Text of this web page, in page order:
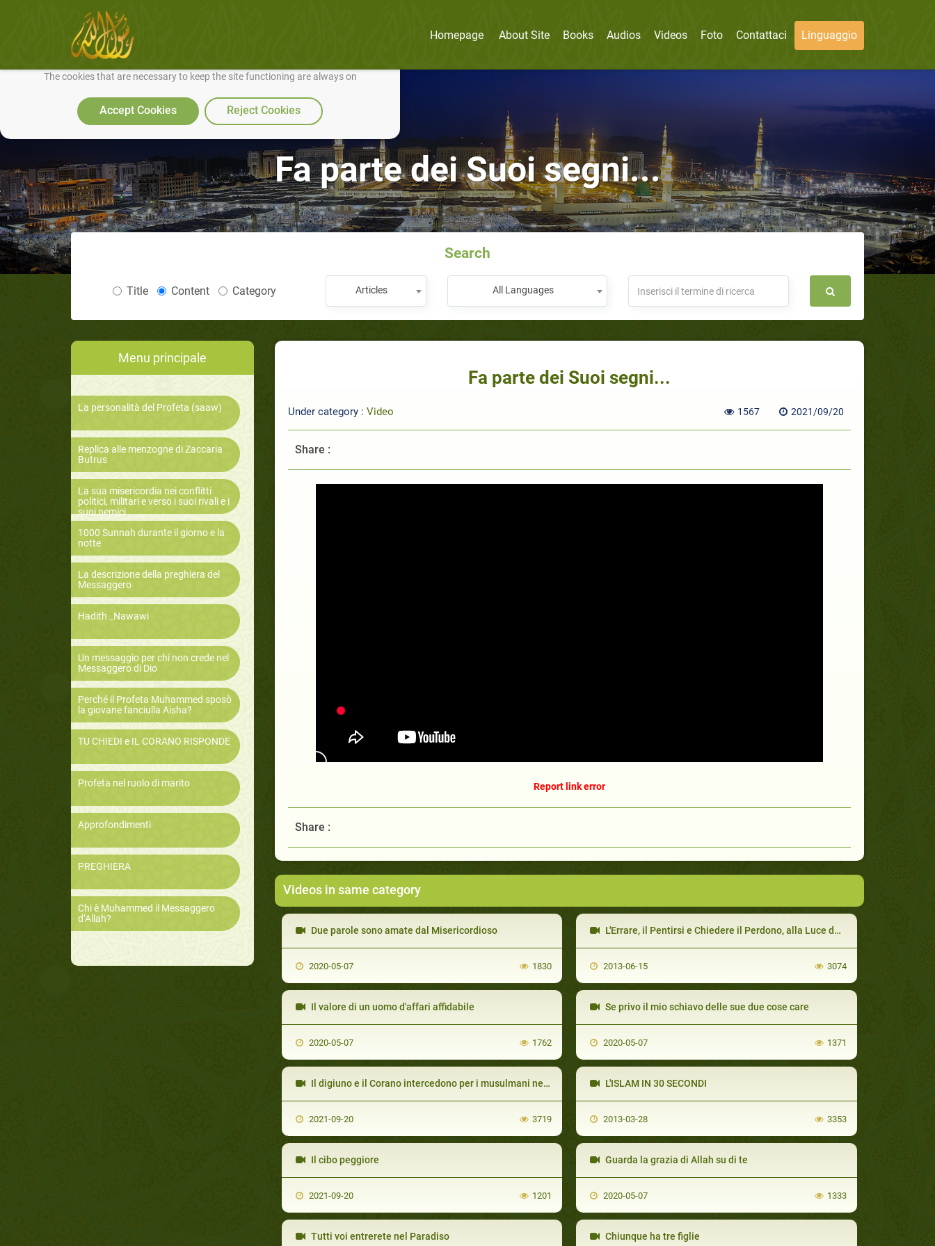
We use cookies to make our site work well for you and so we can continually improve it.
The cookies that are necessary to keep the site functioning are always on
Accept Cookies Reject Cookies
Homepage About Site Books Audios Videos Foto Contattaci Linguaggio
Fa parte dei Suoi segni...
Search
Title Content Category Articles All Languages
Menu principale
La personalità del Profeta (saaw)
Replica alle menzogne di Zaccaria
Butrus
La sua misericordia nei conflitti
politici, militari e verso i suoi rivali e i
suoi nemici
1000 Sunnah durante il giorno e la
notte
La descrizione della preghiera del
Messaggero
Hadith _Nawawi
Un messaggio per chi non crede nel
Messaggero di Dio
Perché il Profeta Muhammed sposò
la giovane fanciulla Aisha?
TU CHIEDI e IL CORANO RISPONDE
Profeta nel ruolo di marito
Approfondimenti
PREGHIERA
Chi è Muhammed il Messaggero
d’Allah?
Fa parte dei Suoi segni...
Under category : Video 1567 2021/09/20
Share :
Report link error
Share :
Videos in same category
Due parole sono amate dal Misericordioso
2020-05-07 1830
L'Errare, il Pentirsi e Chiedere il Perdono, alla Luce della Misericordia di Dio
2013-06-15 3074
Il valore di un uomo d'affari affidabile
2020-05-07 1762
Se privo il mio schiavo delle sue due cose care
2020-05-07 1371
Il digiuno e il Corano intercedono per i musulmani nel Giorno del Giudizio
2021-09-20 3719
L'ISLAM IN 30 SECONDI
2013-03-28 3353
Il cibo peggiore
2021-09-20 1201
Guarda la grazia di Allah su di te
2020-05-07 1333
Tutti voi entrerete nel Paradiso Chiunque ha tre figlie